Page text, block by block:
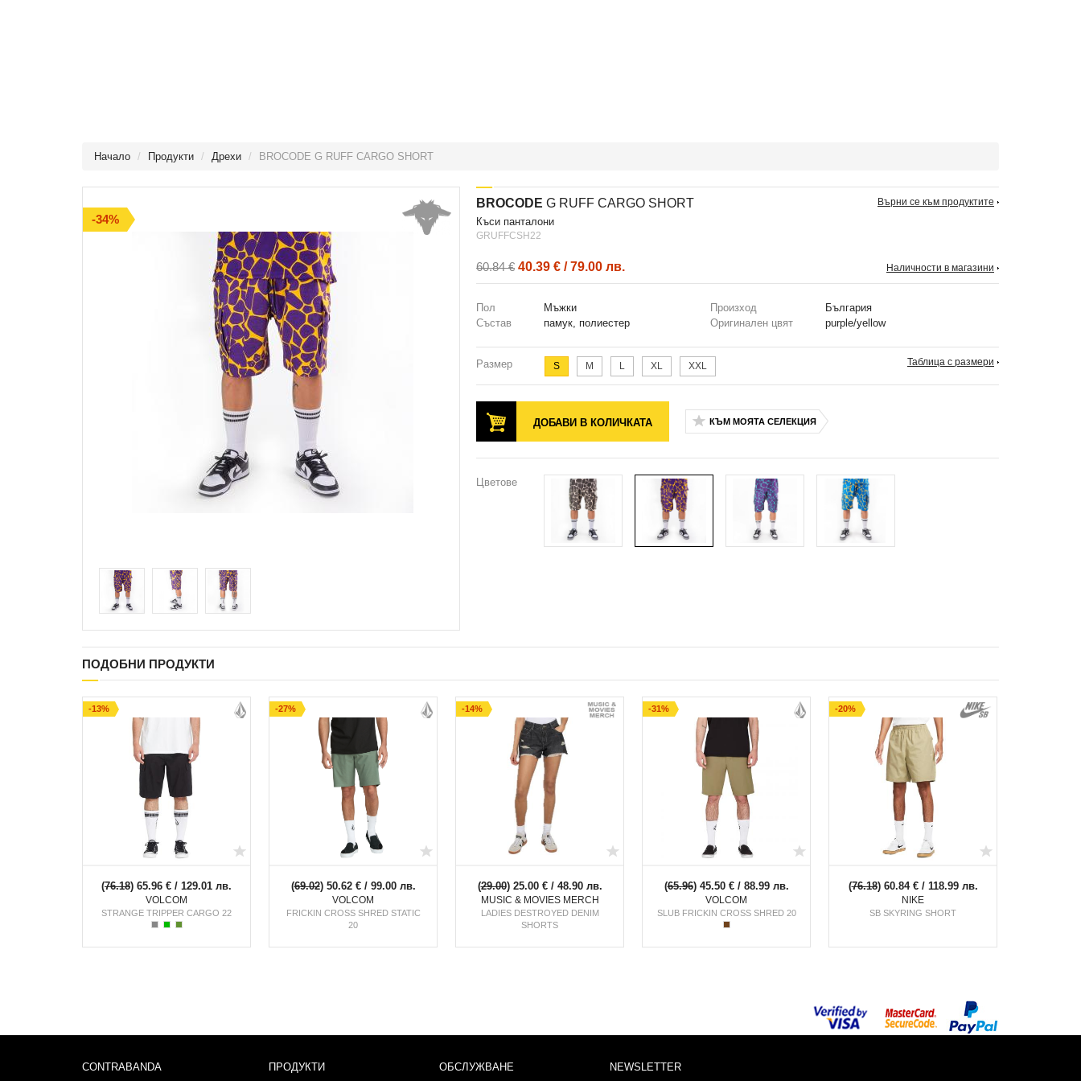
Начало Продукти Дрехи BROCODE G RUFF CARGO SHORT
-34%
BROCODE G RUFF CARGO SHORT
къси панталони
GRUFFCSH22
60.84 € 40.39 € / 79.00 лв.
Върни се към продуктите
Наличности в магазини
Пол Мъжки Произход
България
Състав
памук, полиестер Оригинален цвят purple/yellow
Размер S M L XL XXL Таблица с размери
ДОБАВИ В КОЛИЧКАТА КЪМ МОЯТА СЕЛЕКЦИЯ
Цветове
ПОДОБНИ ПРОДУКТИ
(76.18) 65.96 € / 129.01 лв.
VOLCOM
STRANGE TRIPPER CARGO 22
-13%
(69.02) 50.62 € / 99.00 лв.
VOLCOM
FRICKIN CROSS SHRED STATIC
20
-27%
(29.00) 25.00 € / 48.90 лв.
MUSIC & MOVIES MERCH
LADIES DESTROYED DENIM
SHORTS
-14%
(65.96) 45.50 € / 88.99 лв.
VOLCOM
SLUB FRICKIN CROSS SHRED 20
-31%
(76.18) 60.84 € / 118.99 лв.
NIKE
SB SKYRING SHORT
-20%
CONTRABANDA ПРОДУКТИ ОБСЛУЖВАНЕ NEWSLETTER